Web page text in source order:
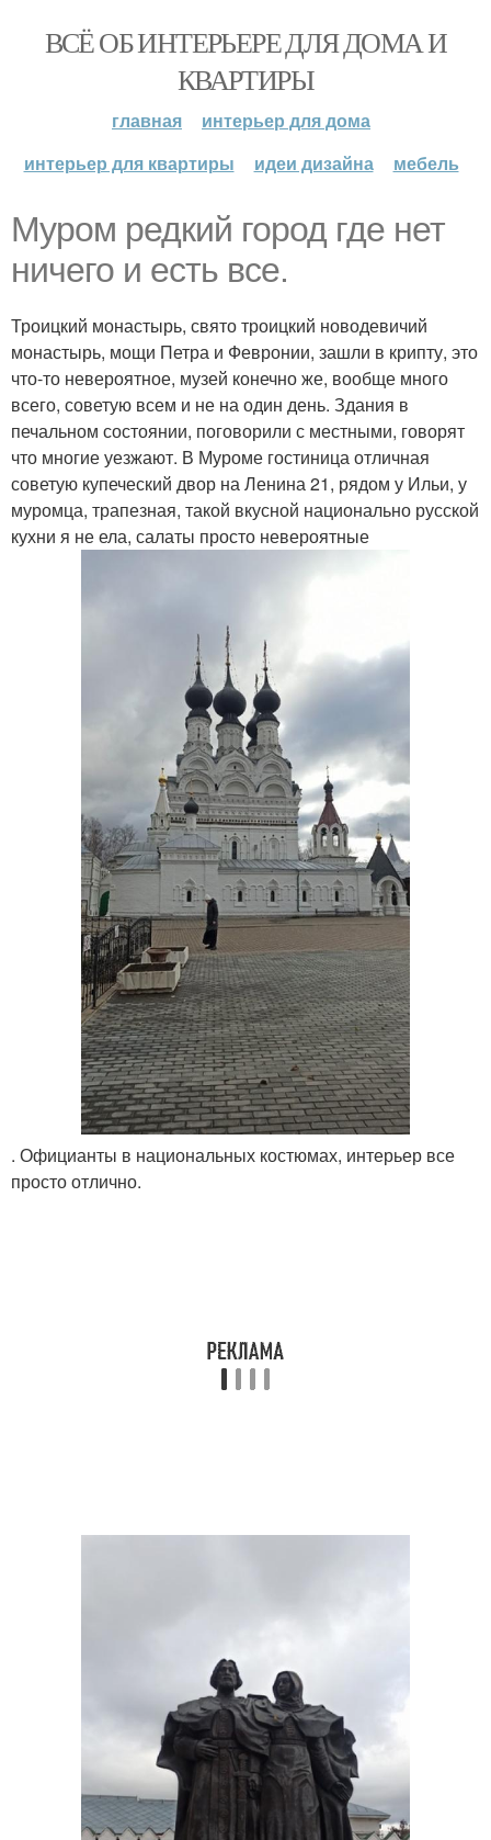
ВСЁ ОБ ИНТЕРЬЕРЕ ДЛЯ ДОМА И
КВАРТИРЫ
главная
интерьер для дома
интерьер для квартиры
идеи дизайна мебель
Муром редкий город где нет
ничего и есть все.
Троицкий монастырь, свято троицкий новодевичий
монастырь, мощи Петра и Февронии, зашли в крипту, это
что-то невероятное, музей конечно же, вообще много
всего, советую всем и не на один день. Здания в
печальном состоянии, поговорили с местными, говорят
что многие уезжают. В Муроме гостиница отличная
советую купеческий двор на Ленина 21, рядом у Ильи, у
муромца, трапезная, такой вкусной национально русской
кухни я не ела, салаты просто невероятные
. Официанты в национальных костюмах, интерьер все
просто отлично.